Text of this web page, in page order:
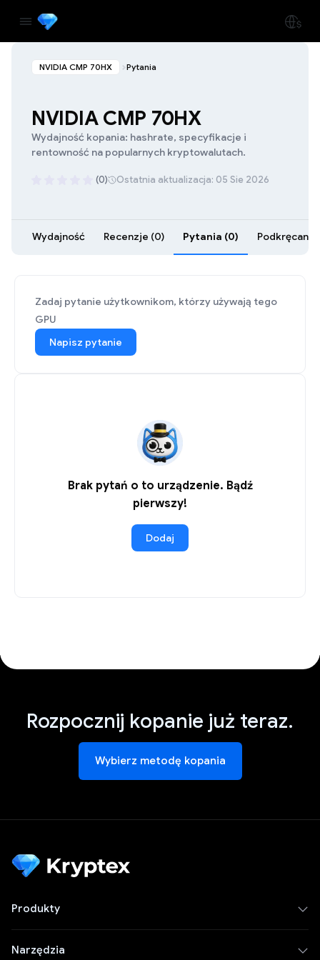
NVIDIA CMP 70HX Pytania
NVIDIA CMP 70HX
Wydajność kopania: hashrate, specyfikacje i
rentowność na popularnych kryptowalutach.
(0) Ostatnia aktualizacja: 05 Sie 2026
Wydajność Recenzje (0) Pytania (0) Podkręcanie
Zadaj pytanie użytkownikom, którzy używają tego
GPU
Napisz pytanie
Brak pytań o to urządzenie. Bądź
pierwszy!
Dodaj
Rozpocznij kopanie już teraz.
Wybierz metodę kopania
Produkty
Narzędzia